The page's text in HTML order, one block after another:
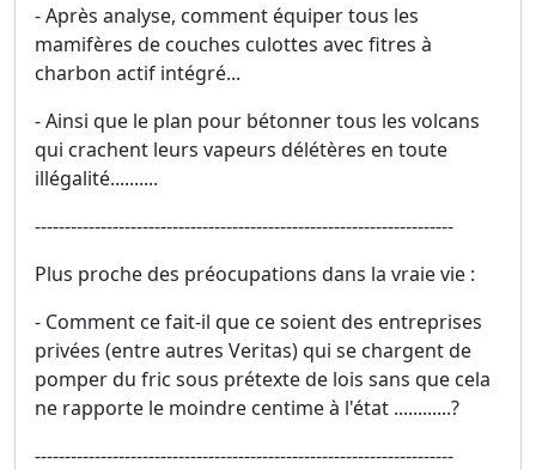
- Après analyse, comment équiper tous les
mamifères de couches culottes avec fitres à
charbon actif intégré...
- Ainsi que le plan pour bétonner tous les volcans
qui crachent leurs vapeurs délétères en toute
illégalité..........
----------------------------------------------------------------------
Plus proche des préocupations dans la vraie vie :
- Comment ce fait-il que ce soient des entreprises
privées (entre autres Veritas) qui se chargent de
pomper du fric sous prétexte de lois sans que cela
ne rapporte le moindre centime à l'état ............?
----------------------------------------------------------------------